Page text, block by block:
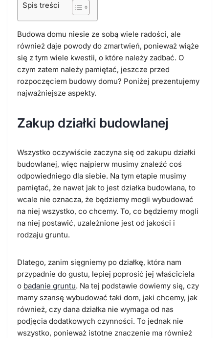
Spis treści
Budowa domu niesie ze sobą wiele radości, ale
również daje powody do zmartwień, ponieważ wiąże
się z tym wiele kwestii, o które należy zadbać. O
czym zatem należy pamiętać, jeszcze przed
rozpoczęciem budowy domu? Poniżej prezentujemy
najważniejsze aspekty.
Zakup działki budowlanej
Wszystko oczywiście zaczyna się od zakupu działki
budowlanej, więc najpierw musimy znaleźć coś
odpowiedniego dla siebie. Na tym etapie musimy
pamiętać, że nawet jak to jest działka budowlana, to
wcale nie oznacza, że będziemy mogli wybudować
na niej wszystko, co chcemy. To, co będziemy mogli
na niej postawić, uzależnione jest od jakości i
rodzaju gruntu.
Dlatego, zanim sięgniemy po działkę, która nam
przypadnie do gustu, lepiej poprosić jej właściciela
o badanie gruntu. Na tej podstawie dowiemy się, czy
mamy szansę wybudować taki dom, jaki chcemy, jak
również, czy dana działka nie wymaga od nas
podjęcia dodatkowych czynności. To jednak nie
wszystko, ponieważ istotne znaczenie ma również